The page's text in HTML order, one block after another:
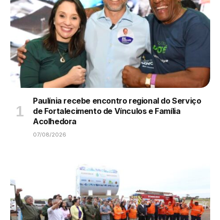
Paulínia recebe encontro regional do Serviço
de Fortalecimento de Vínculos e Família
Acolhedora
07/08/2026